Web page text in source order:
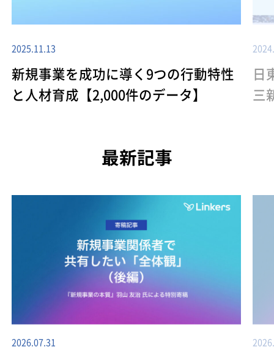
2025.11.13
新規事業を成功に導く9つの行動特性
と人材育成【2,000件のデータ】
日
三
最新記事
2026.07.31